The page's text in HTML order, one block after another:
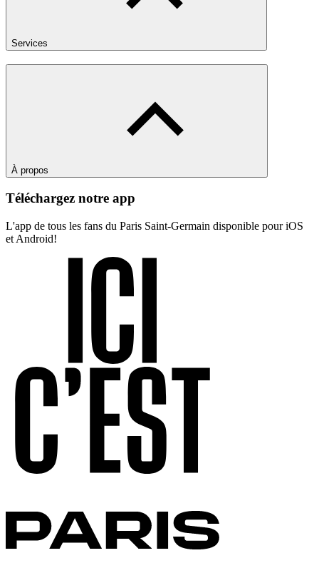
Services
À propos
Téléchargez notre app
L'app de tous les fans du Paris Saint-Germain disponible pour iOS
et Android!